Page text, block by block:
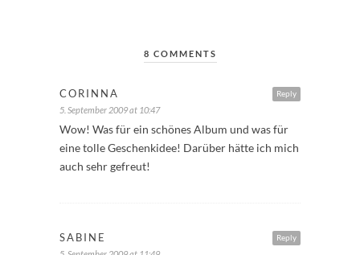
8 COMMENTS
Reply
CORINNA
5. September 2009 at 10:47
Wow! Was für ein schönes Album und was für
eine tolle Geschenkidee! Darüber hätte ich mich
auch sehr gefreut!
Reply
SABINE